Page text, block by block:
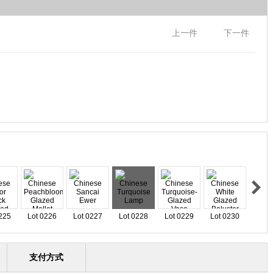
上一件 下一件
Lot 0226 Lot 0227 Lot 0228 Lot 0229 Lot 0230
支付方式